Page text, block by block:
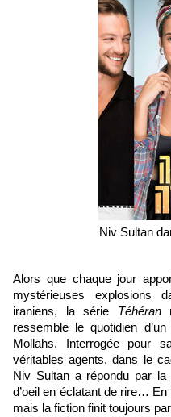
Niv Sultan
Alors que chaque jour
mystérieuses explosions
iraniens, la série Téhéran
ressemble le quotidien
Mollahs. Interrogée pour
véritables agents, dans le
Niv Sultan a répondu par
d’oeil en éclatant de rire…
mais la fiction finit toujours